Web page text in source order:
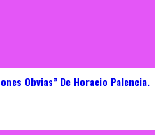
Obvias” De Horacio Palencia.